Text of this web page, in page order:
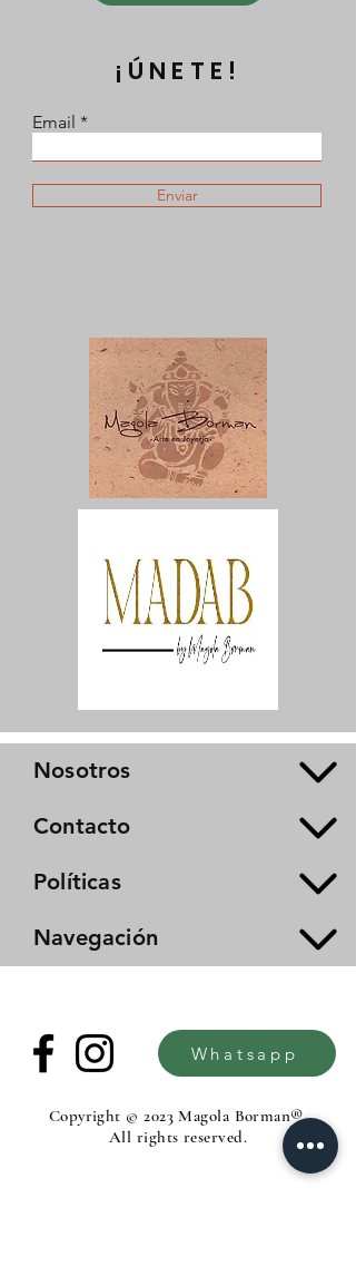
¡ÚNETE!
Email
Enviar
Nosotros
Contacto
Políticas
Navegación
Whatsapp
Copyright © 2023 Magola Borman®.
All rights reserved.